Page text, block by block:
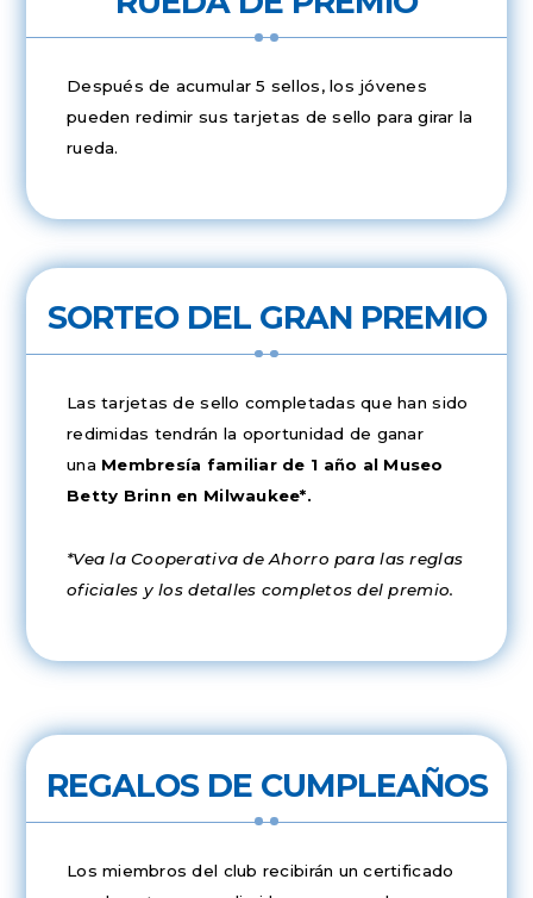
Después de acumular 5 sellos, los jóvenes
pueden redimir sus tarjetas de sello para girar la
rueda.
SORTEO DEL GRAN PREMIO
Las tarjetas de sello completadas que han sido
redimidas tendrán la oportunidad de ganar
una Membresía familiar de 1 año al Museo
Betty Brinn en Milwaukee*.
*Vea la Cooperativa de Ahorro para las reglas
oficiales y los detalles completos del premio.
REGALOS DE CUMPLEAÑOS
Los miembros del club recibirán un certificado